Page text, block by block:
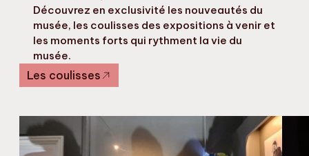
Découvrez en exclusivité les nouveautés du
musée, les coulisses des expositions à venir et
les moments forts qui rythment la vie du
musée.
Les coulisses